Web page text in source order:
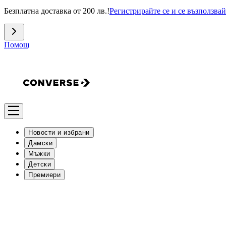
Безплатна доставка от 200 лв.!Регистрирайте се и се
Помощ
Новости и избрани
Дамски
Мъжки
Детски
Премиери